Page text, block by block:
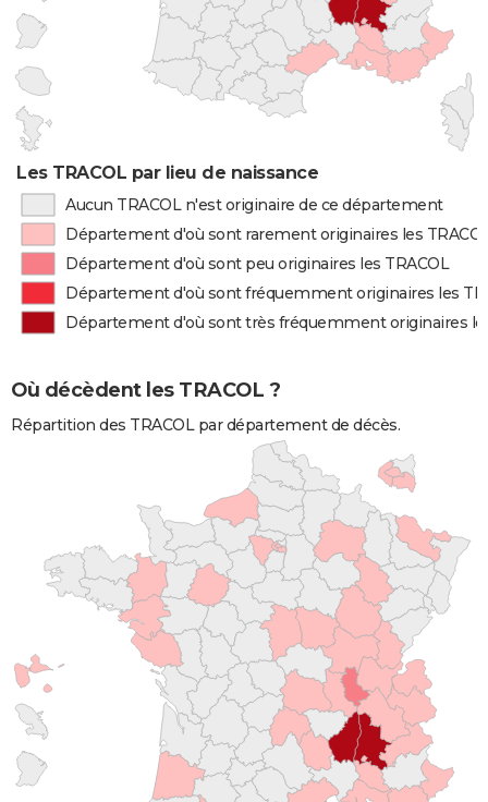
Les TRACOL par lieu de naissance
Aucun TRACOL n'est originaire de ce département
Département d'où sont rarement originaires les
Département d'où sont peu originaires les TRACOL
Département d'où sont fréquemment originaires les
Département d'où sont très fréquemment originaires
Où décèdent les TRACOL ?
Répartition des TRACOL par département de décès.